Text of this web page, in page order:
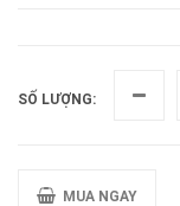
SỐ LƯỢNG:
MUA NGAY